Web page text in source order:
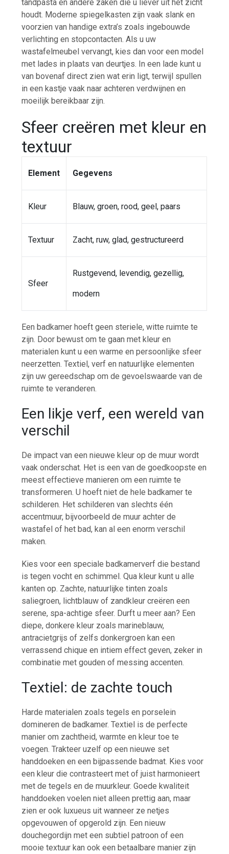
tandpasta en andere zaken die u liever uit het zicht
houdt. Moderne spiegelkasten zijn vaak slank en
voorzien van handige extra’s zoals ingebouwde
verlichting en stopcontacten. Als u uw
wastafelmeubel vervangt, kies dan voor een model
met lades in plaats van deurtjes. In een lade kunt u
van bovenaf direct zien wat erin ligt, terwijl spullen
in een kastje vaak naar achteren verdwijnen en
moeilijk bereikbaar zijn.
Sfeer creëren met kleur en
textuur
Element Gegevens
Kleur Blauw, groen, rood, geel, paars
Textuur Zacht, ruw, glad, gestructureerd
Sfeer
Rustgevend, levendig, gezellig,
modern
Een badkamer hoeft geen steriele, witte ruimte te
zijn. Door bewust om te gaan met kleur en
materialen kunt u een warme en persoonlijke sfeer
neerzetten. Textiel, verf en natuurlijke elementen
zijn uw gereedschap om de gevoelswaarde van de
ruimte te veranderen.
Een likje verf, een wereld van
verschil
De impact van een nieuwe kleur op de muur wordt
vaak onderschat. Het is een van de goedkoopste en
meest effectieve manieren om een ruimte te
transformeren. U hoeft niet de hele badkamer te
schilderen. Het schilderen van slechts één
accentmuur, bijvoorbeeld de muur achter de
wastafel of het bad, kan al een enorm verschil
maken.
Kies voor een speciale badkamerverf die bestand
is tegen vocht en schimmel. Qua kleur kunt u alle
kanten op. Zachte, natuurlijke tinten zoals
saliegroen, lichtblauw of zandkleur creëren een
serene, spa-achtige sfeer. Durft u meer aan? Een
diepe, donkere kleur zoals marineblauw,
antracietgrijs of zelfs donkergroen kan een
verrassend chique en intiem effect geven, zeker in
combinatie met gouden of messing accenten.
Textiel: de zachte touch
Harde materialen zoals tegels en porselein
domineren de badkamer. Textiel is de perfecte
manier om zachtheid, warmte en kleur toe te
voegen. Trakteer uzelf op een nieuwe set
handdoeken en een bijpassende badmat. Kies voor
een kleur die contrasteert met of juist harmonieert
met de tegels en de muurkleur. Goede kwaliteit
handdoeken voelen niet alleen prettig aan, maar
zien er ook luxueus uit wanneer ze netjes
opgevouwen of opgerold zijn. Een nieuw
douchegordijn met een subtiel patroon of een
mooie textuur kan ook een betaalbare manier zijn